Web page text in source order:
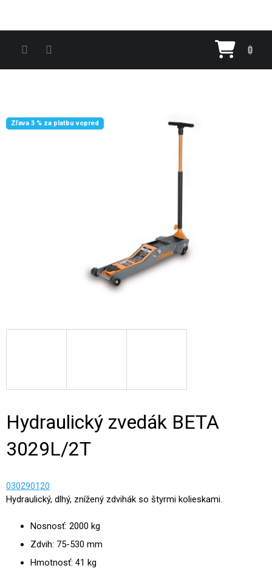
Zľava 3 % za platbu vopred
Hydraulický zvedák BETA
3029L/2T
030290120
Hydraulický, dlhý, znížený zdvihák so štyrmi kolieskami.
Nosnosť: 2000 kg
Zdvih: 75-530 mm
Hmotnosť: 41 kg